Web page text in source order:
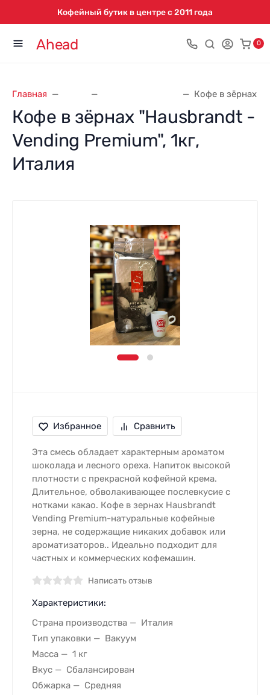
Кофейный бутик в центре с 2011 года
Ahead 0
Главная Кофе в зёрнах
Кофе в зёрнах "Hausbrandt -
Vending Premium", 1кг,
Италия
Избранное Сравнить
Эта смесь обладает характерным ароматом
шоколада и лесного ореха. Напиток высокой
плотности с прекрасной кофейной крема.
Длительное, обволакивающее послевкусие с
нотками какао. Кофе в зернах Hausbrandt
Vending Premium-натуральные кофейные
зерна, не содержащие никаких добавок или
ароматизаторов.. Идеально подходит для
частных и коммерческих кофемашин.
Написать отзыв
Характеристики:
Страна производства
Италия
Тип упаковки
Вакуум
Масса
1 кг
Вкус
Сбалансирован
Обжарка
Средняя